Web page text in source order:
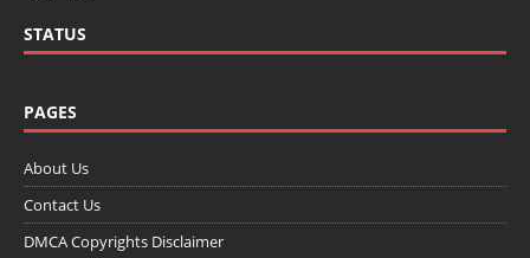
STATUS
PAGES
About Us
Contact Us
DMCA Copyrights Disclaimer